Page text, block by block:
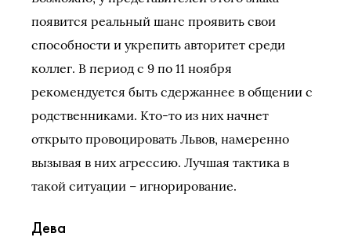
появится реальный шанс проявить свои
способности и укрепить авторитет среди
коллег. В период с 9 по 11 ноября
рекомендуется быть сдержаннее в общении с
родственниками. Кто-то из них начнет
открыто провоцировать Львов, намеренно
вызывая в них агрессию. Лучшая тактика в
такой ситуации – игнорирование.
Дева